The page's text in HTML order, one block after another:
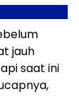
jauh
saat ini